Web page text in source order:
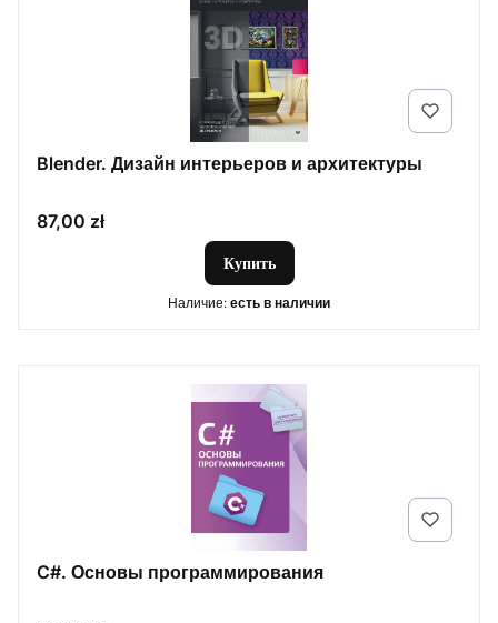
Blender. Дизайн интерьеров и архитектуры
Цена
87,00 zł
Купить
Наличие: есть в наличии
C#. Основы программирования